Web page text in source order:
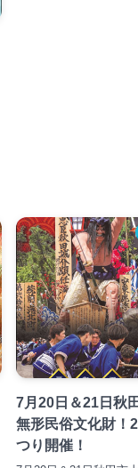
7月20日＆21日秋
無形民俗文化財！
つり開催！